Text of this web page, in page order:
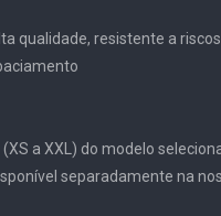
qualidade, resistente a riscos
a XXL) do modelo
separadamente na